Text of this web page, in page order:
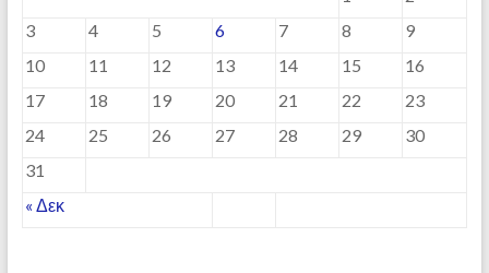
« Δεκ
3
4 5 6 7 8
9
10
11 12 13 14 15
16
17
18 19 20 21 22
23
24
25 26 27 28 29
30
31